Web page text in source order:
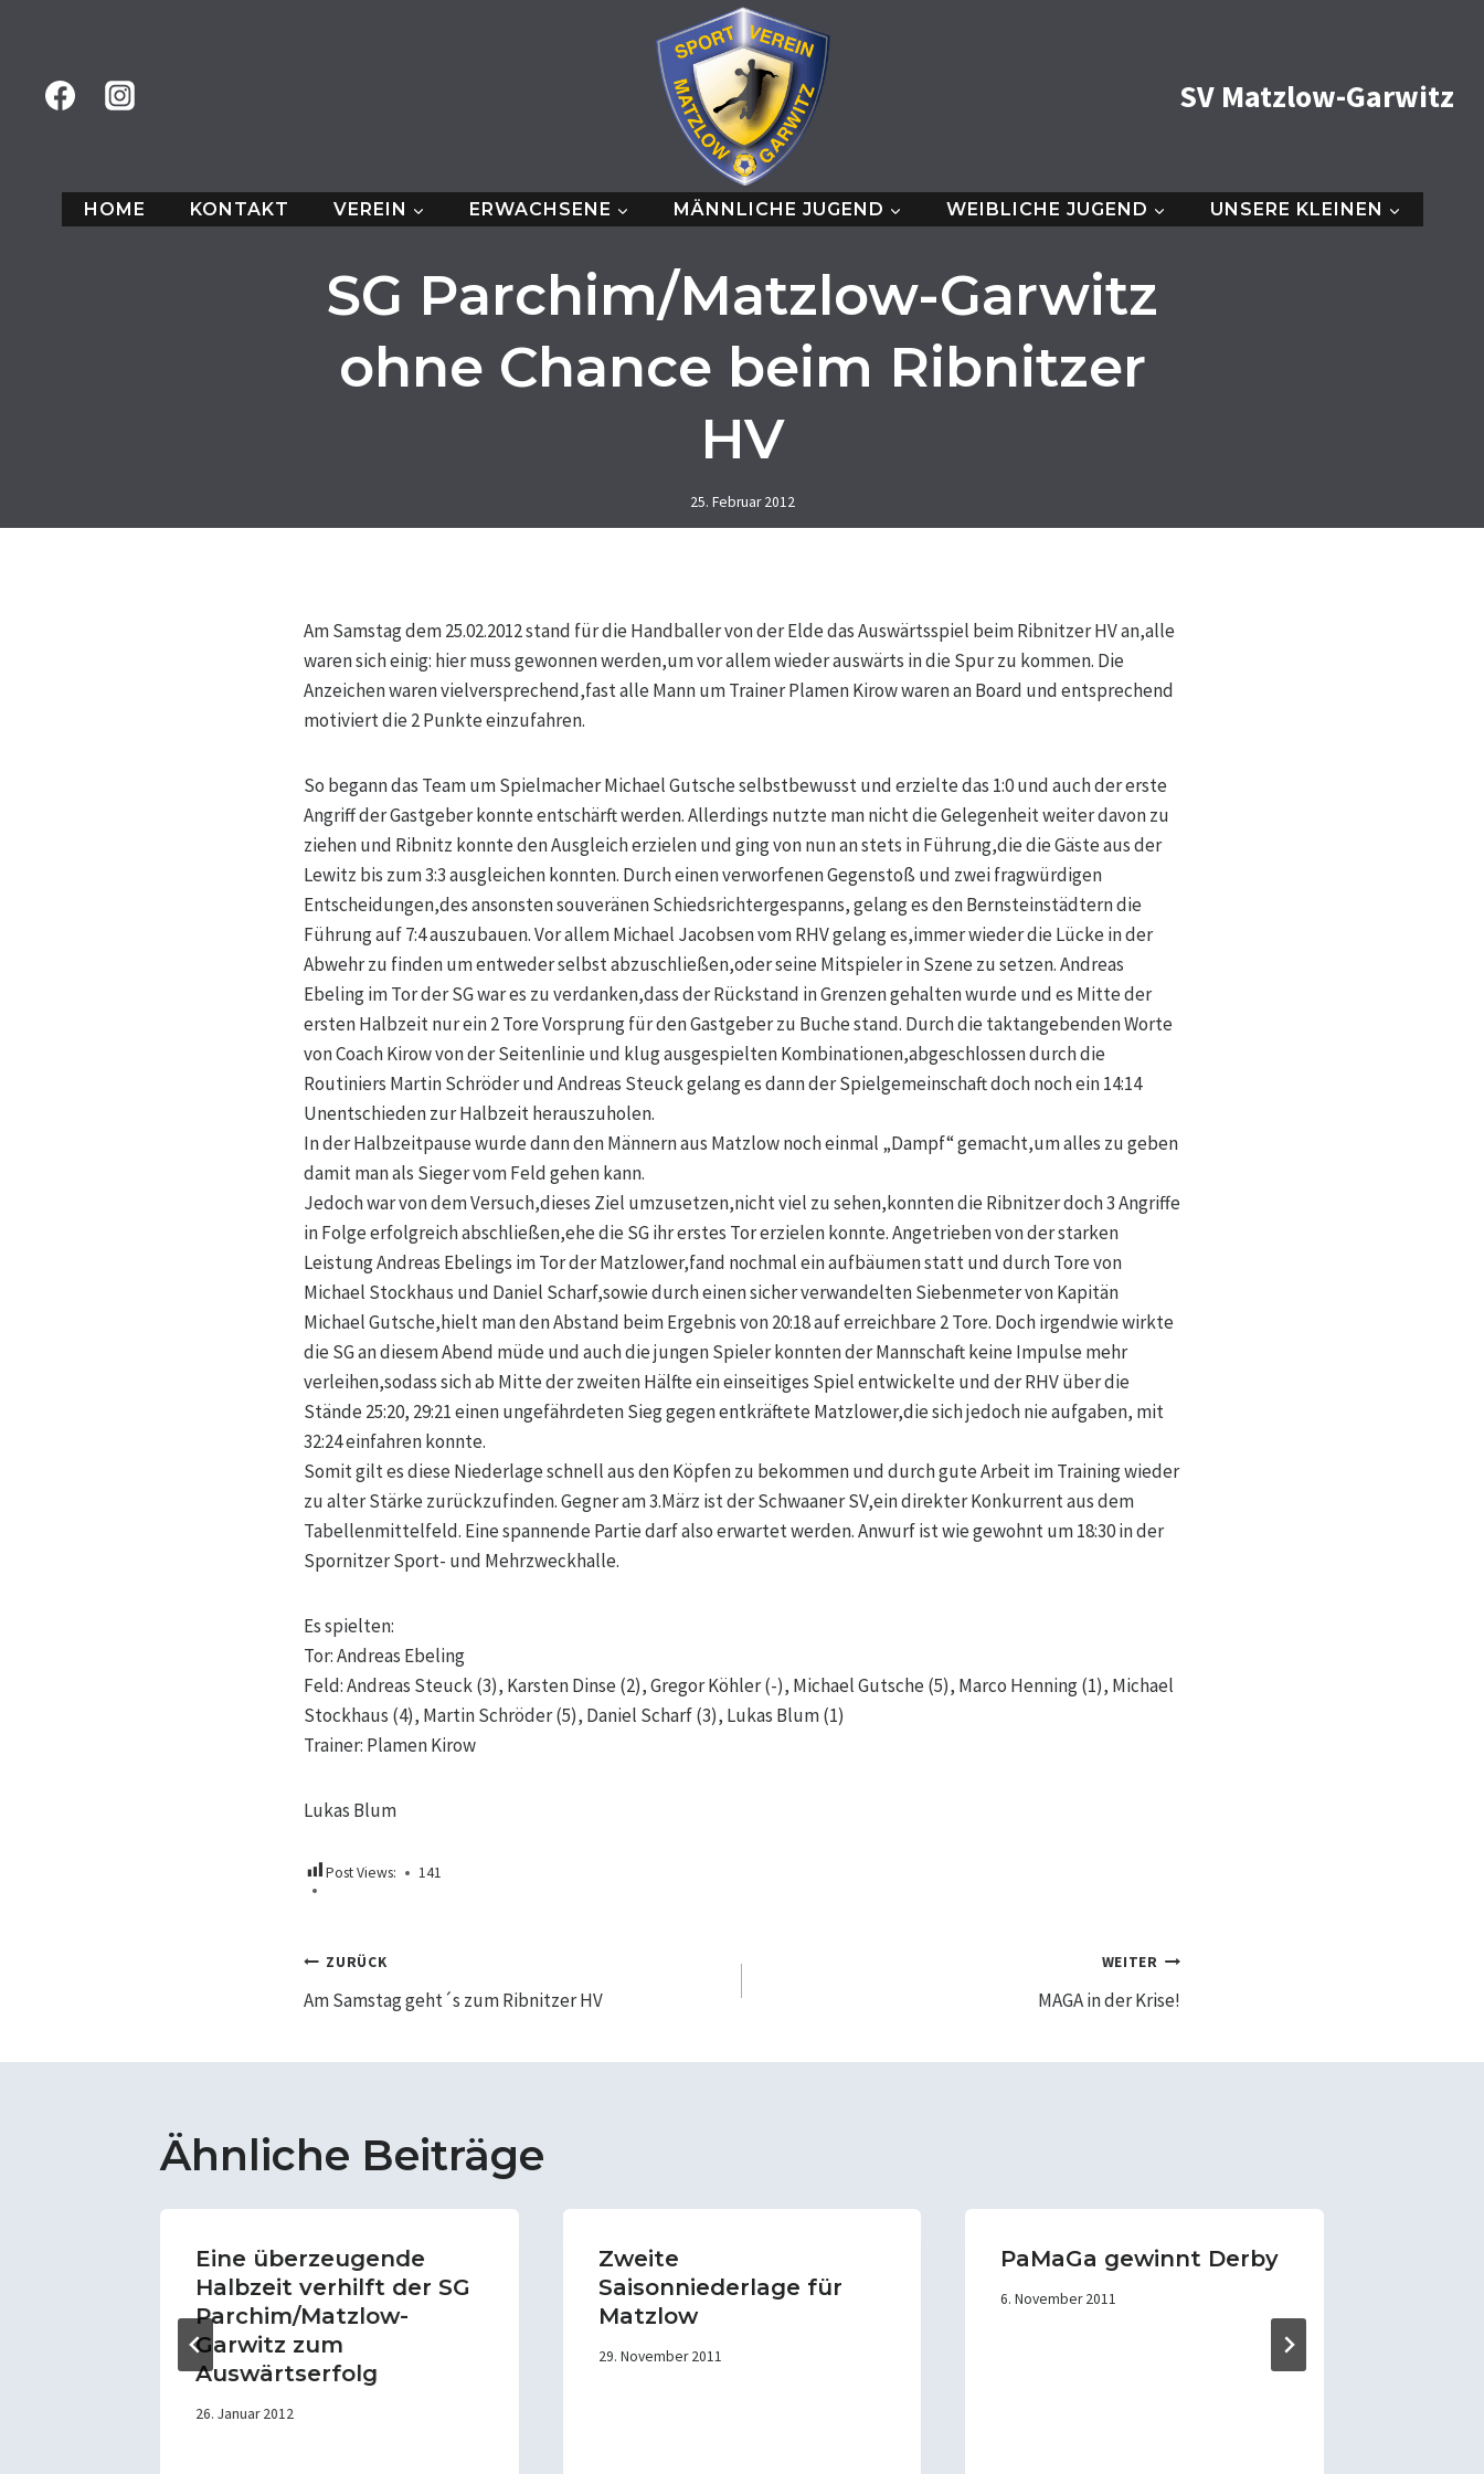
SV Matzlow-Garwitz
HOME KONTAKT VEREIN ERWACHSENE MÄNNLICHE JUGEND WEIBLICHE JUGEND UNSERE KLEINEN
SG Parchim/Matzlow-Garwitz
ohne Chance beim Ribnitzer
HV
25. Februar 2012
Am Samstag dem 25.02.2012 stand für die Handballer von der Elde das Auswärtsspiel beim Ribnitzer HV an,alle
waren sich einig: hier muss gewonnen werden,um vor allem wieder auswärts in die Spur zu kommen. Die
Anzeichen waren vielversprechend,fast alle Mann um Trainer Plamen Kirow waren an Board und entsprechend
motiviert die 2 Punkte einzufahren.
So begann das Team um Spielmacher Michael Gutsche selbstbewusst und erzielte das 1:0 und auch der erste
Angriff der Gastgeber konnte entschärft werden. Allerdings nutzte man nicht die Gelegenheit weiter davon zu
ziehen und Ribnitz konnte den Ausgleich erzielen und ging von nun an stets in Führung,die die Gäste aus der
Lewitz bis zum 3:3 ausgleichen konnten. Durch einen verworfenen Gegenstoß und zwei fragwürdigen
Entscheidungen,des ansonsten souveränen Schiedsrichtergespanns, gelang es den Bernsteinstädtern die
Führung auf 7:4 auszubauen. Vor allem Michael Jacobsen vom RHV gelang es,immer wieder die Lücke in der
Abwehr zu finden um entweder selbst abzuschließen,oder seine Mitspieler in Szene zu setzen. Andreas
Ebeling im Tor der SG war es zu verdanken,dass der Rückstand in Grenzen gehalten wurde und es Mitte der
ersten Halbzeit nur ein 2 Tore Vorsprung für den Gastgeber zu Buche stand. Durch die taktangebenden Worte
von Coach Kirow von der Seitenlinie und klug ausgespielten Kombinationen,abgeschlossen durch die
Routiniers Martin Schröder und Andreas Steuck gelang es dann der Spielgemeinschaft doch noch ein 14:14
Unentschieden zur Halbzeit herauszuholen.
In der Halbzeitpause wurde dann den Männern aus Matzlow noch einmal „Dampf“ gemacht,um alles zu geben
damit man als Sieger vom Feld gehen kann.
Jedoch war von dem Versuch,dieses Ziel umzusetzen,nicht viel zu sehen,konnten die Ribnitzer doch 3 Angriffe
in Folge erfolgreich abschließen,ehe die SG ihr erstes Tor erzielen konnte. Angetrieben von der starken
Leistung Andreas Ebelings im Tor der Matzlower,fand nochmal ein aufbäumen statt und durch Tore von
Michael Stockhaus und Daniel Scharf,sowie durch einen sicher verwandelten Siebenmeter von Kapitän
Michael Gutsche,hielt man den Abstand beim Ergebnis von 20:18 auf erreichbare 2 Tore. Doch irgendwie wirkte
die SG an diesem Abend müde und auch die jungen Spieler konnten der Mannschaft keine Impulse mehr
verleihen,sodass sich ab Mitte der zweiten Hälfte ein einseitiges Spiel entwickelte und der RHV über die
Stände 25:20, 29:21 einen ungefährdeten Sieg gegen entkräftete Matzlower,die sich jedoch nie aufgaben, mit
32:24 einfahren konnte.
Somit gilt es diese Niederlage schnell aus den Köpfen zu bekommen und durch gute Arbeit im Training wieder
zu alter Stärke zurückzufinden. Gegner am 3.März ist der Schwaaner SV,ein direkter Konkurrent aus dem
Tabellenmittelfeld. Eine spannende Partie darf also erwartet werden. Anwurf ist wie gewohnt um 18:30 in der
Spornitzer Sport- und Mehrzweckhalle.
Es spielten:
Tor: Andreas Ebeling
Feld: Andreas Steuck (3), Karsten Dinse (2), Gregor Köhler (-), Michael Gutsche (5), Marco Henning (1), Michael
Stockhaus (4), Martin Schröder (5), Daniel Scharf (3), Lukas Blum (1)
Trainer: Plamen Kirow
Lukas Blum
Post Views: 141
Beitragsnavigation
ZURÜCK
Am Samstag geht´s zum Ribnitzer HV
WEITER
MAGA in der Krise!
Ähnliche Beiträge
Eine überzeugende
Halbzeit verhilft der SG
Parchim/Matzlow-
Garwitz zum
Auswärtserfolg
26. Januar 2012
Zweite
Saisonniederlage für
Matzlow
29. November 2011
PaMaGa gewinnt Derby
6. November 2011